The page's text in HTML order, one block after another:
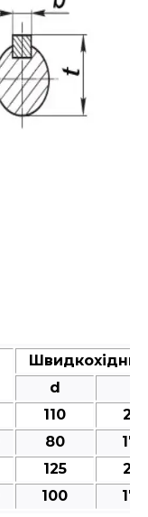
d
110
210
80 170
125
210
100 170